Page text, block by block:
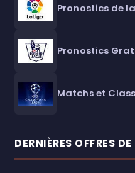
Pronostics de
Pronostics
Matchs et
DERNIÈRES OFFRES